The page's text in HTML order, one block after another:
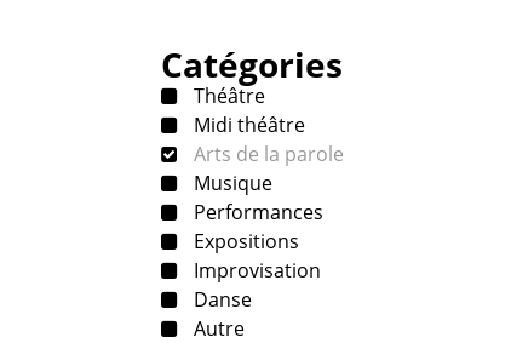
Catégories
Théâtre
Midi théâtre
Arts de la parole
Musique
Performances
Expositions
Improvisation
Danse
Autre